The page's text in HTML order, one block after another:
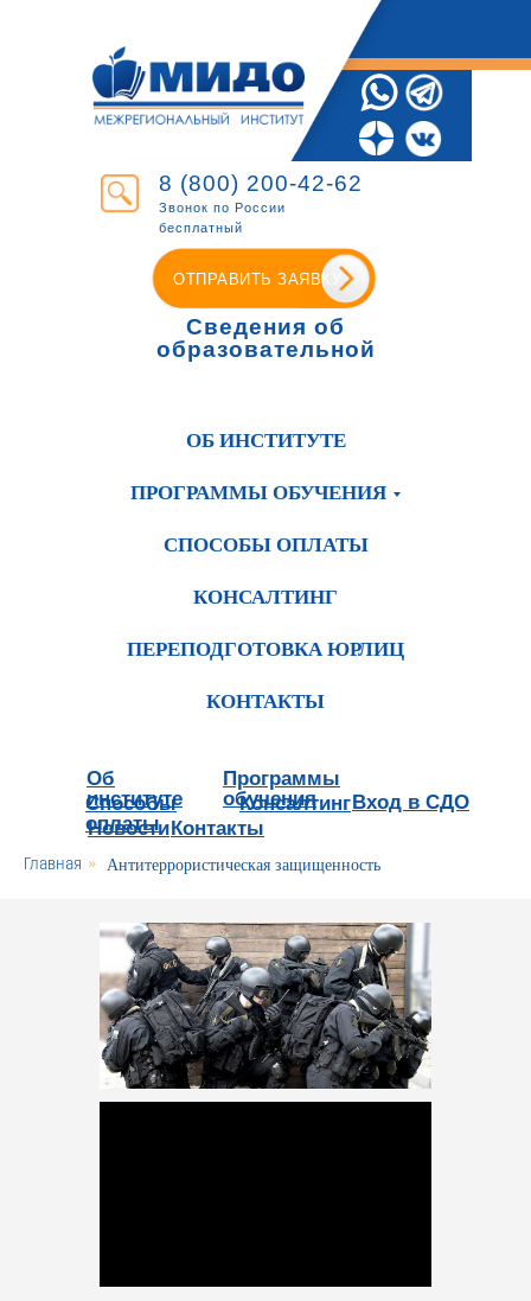
8 (800) 200-42-62
Звонок по России
бесплатный
ОТПРАВИТЬ ЗАЯВКУ
Сведения об
образовательной
ОБ ИНСТИТУТЕ
ПРОГРАММЫ ОБУЧЕНИЯ
СПОСОБЫ ОПЛАТЫ
КОНСАЛТИНГ
ПЕРЕПОДГОТОВКА ЮРЛИЦ
КОНТАКТЫ
Об
институте
Программы
обучения
Способы
оплаты
Консалтинг
Новости
Вход в СДО
Контакты
Главная » Антитеррористическая защищенность